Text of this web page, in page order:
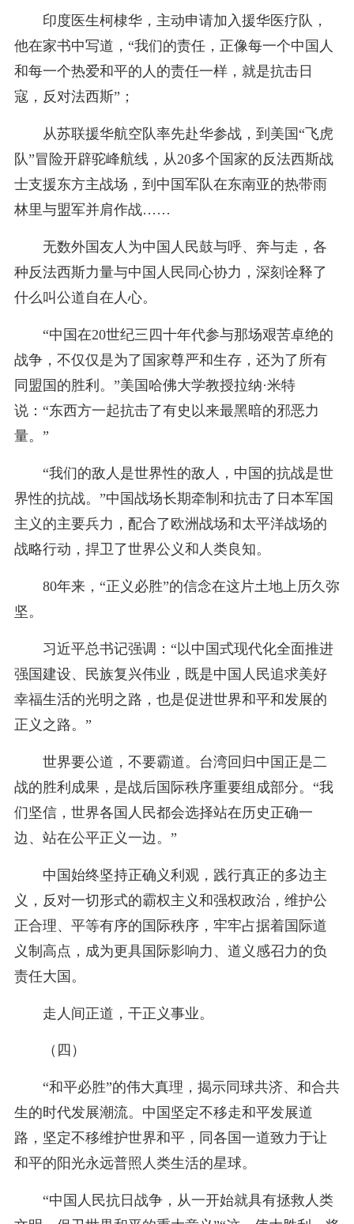
印度医生柯棣华，主动申请加入援华医疗队，
他在家书中写道，“我们的责任，正像每一个中国人
和每一个热爱和平的人的责任一样，就是抗击日
寇，反对法西斯”；
从苏联援华航空队率先赴华参战，到美国“飞虎
队”冒险开辟驼峰航线，从20多个国家的反法西斯战
士支援东方主战场，到中国军队在东南亚的热带雨
林里与盟军并肩作战……
无数外国友人为中国人民鼓与呼、奔与走，各
种反法西斯力量与中国人民同心协力，深刻诠释了
什么叫公道自在人心。
“中国在20世纪三四十年代参与那场艰苦卓绝的
战争，不仅仅是为了国家尊严和生存，还为了所有
同盟国的胜利。”美国哈佛大学教授拉纳·米特
说：“东西方一起抗击了有史以来最黑暗的邪恶力
量。”
“我们的敌人是世界性的敌人，中国的抗战是世
界性的抗战。”中国战场长期牵制和抗击了日本军国
主义的主要兵力，配合了欧洲战场和太平洋战场的
战略行动，捍卫了世界公义和人类良知。
80年来，“正义必胜”的信念在这片土地上历久弥
坚。
习近平总书记强调：“以中国式现代化全面推进
强国建设、民族复兴伟业，既是中国人民追求美好
幸福生活的光明之路，也是促进世界和平和发展的
正义之路。”
世界要公道，不要霸道。台湾回归中国正是二
战的胜利成果，是战后国际秩序重要组成部分。“我
们坚信，世界各国人民都会选择站在历史正确一
边、站在公平正义一边。”
中国始终坚持正确义利观，践行真正的多边主
义，反对一切形式的霸权主义和强权政治，维护公
正合理、平等有序的国际秩序，牢牢占据着国际道
义制高点，成为更具国际影响力、道义感召力的负
责任大国。
走人间正道，干正义事业。
（四）
“和平必胜”的伟大真理，揭示同球共济、和合共
生的时代发展潮流。中国坚定不移走和平发展道
路，坚定不移维护世界和平，同各国一道致力于让
和平的阳光永远普照人类生活的星球。
“中国人民抗日战争，从一开始就具有拯救人类